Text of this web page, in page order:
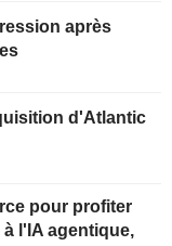
après
d'Atlantic
pour profiter
l'IA agentique,